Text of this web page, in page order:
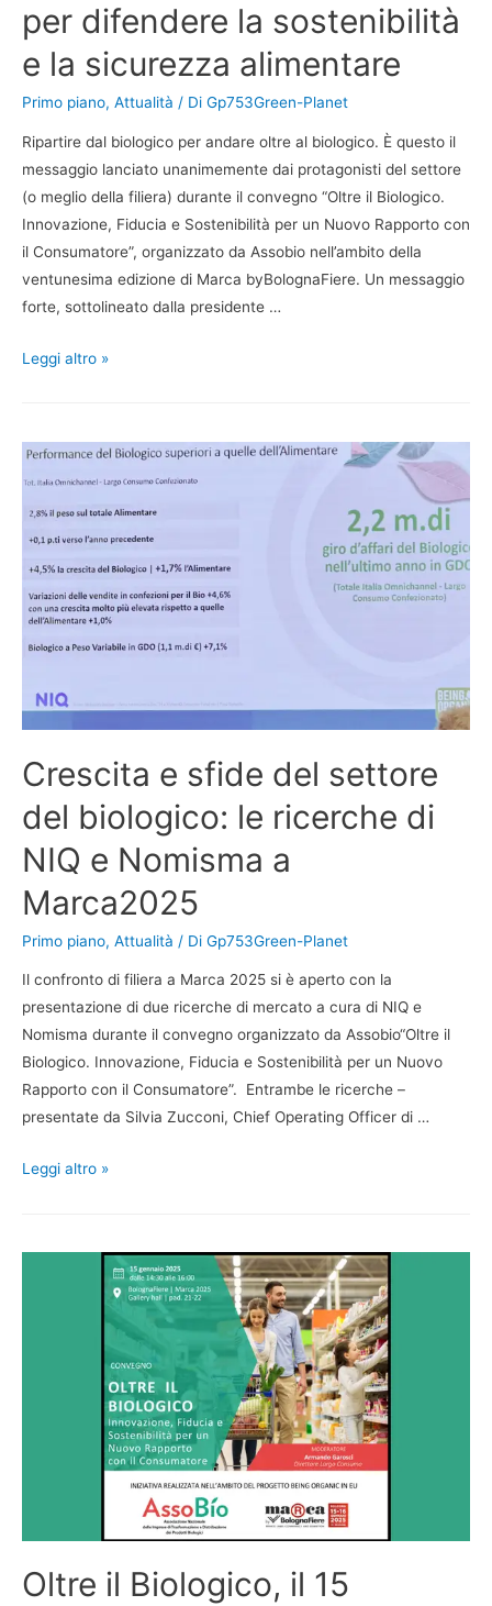
per difendere la sostenibilità
e la sicurezza alimentare
Primo piano, Attualità / Di Gp753Green-Planet
Ripartire dal biologico per andare oltre al biologico. È questo il
messaggio lanciato unanimemente dai protagonisti del settore
(o meglio della filiera) durante il convegno “Oltre il Biologico.
Innovazione, Fiducia e Sostenibilità per un Nuovo Rapporto con
il Consumatore”, organizzato da Assobio nell’ambito della
ventunesima edizione di Marca byBolognaFiere. Un messaggio
forte, sottolineato dalla presidente …
Leggi altro »
Crescita e sfide del settore
del biologico: le ricerche di
NIQ e Nomisma a
Marca2025
Primo piano, Attualità / Di Gp753Green-Planet
Il confronto di filiera a Marca 2025 si è aperto con la
presentazione di due ricerche di mercato a cura di NIQ e
Nomisma durante il convegno organizzato da Assobio“Oltre il
Biologico. Innovazione, Fiducia e Sostenibilità per un Nuovo
Rapporto con il Consumatore”. Entrambe le ricerche –
presentate da Silvia Zucconi, Chief Operating Officer di …
Leggi altro »
Oltre il Biologico, il 15